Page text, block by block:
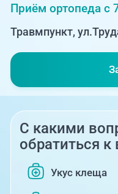
+7 (351)
Приём ортопеда с
Травмпункт,
С какими
обратиться к
Укус клеща